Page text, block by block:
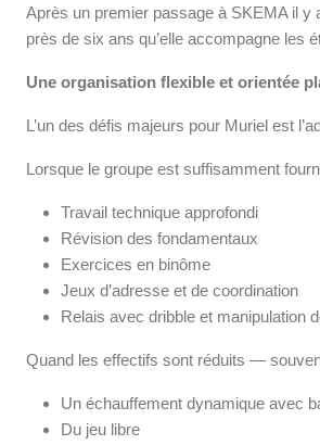
Après un premier passage à SKEMA il y
près de six ans qu’elle accompagne les
Une organisation flexible et orientée
L’un des défis majeurs pour Muriel est
Lorsque le groupe est suffisamment
Travail technique approfondi
Révision des fondamentaux
Exercices en binôme
Jeux d’adresse et de coordination
Relais avec dribble et manipulation
Quand les effectifs sont réduits —
Un échauffement dynamique avec
Du jeu libre